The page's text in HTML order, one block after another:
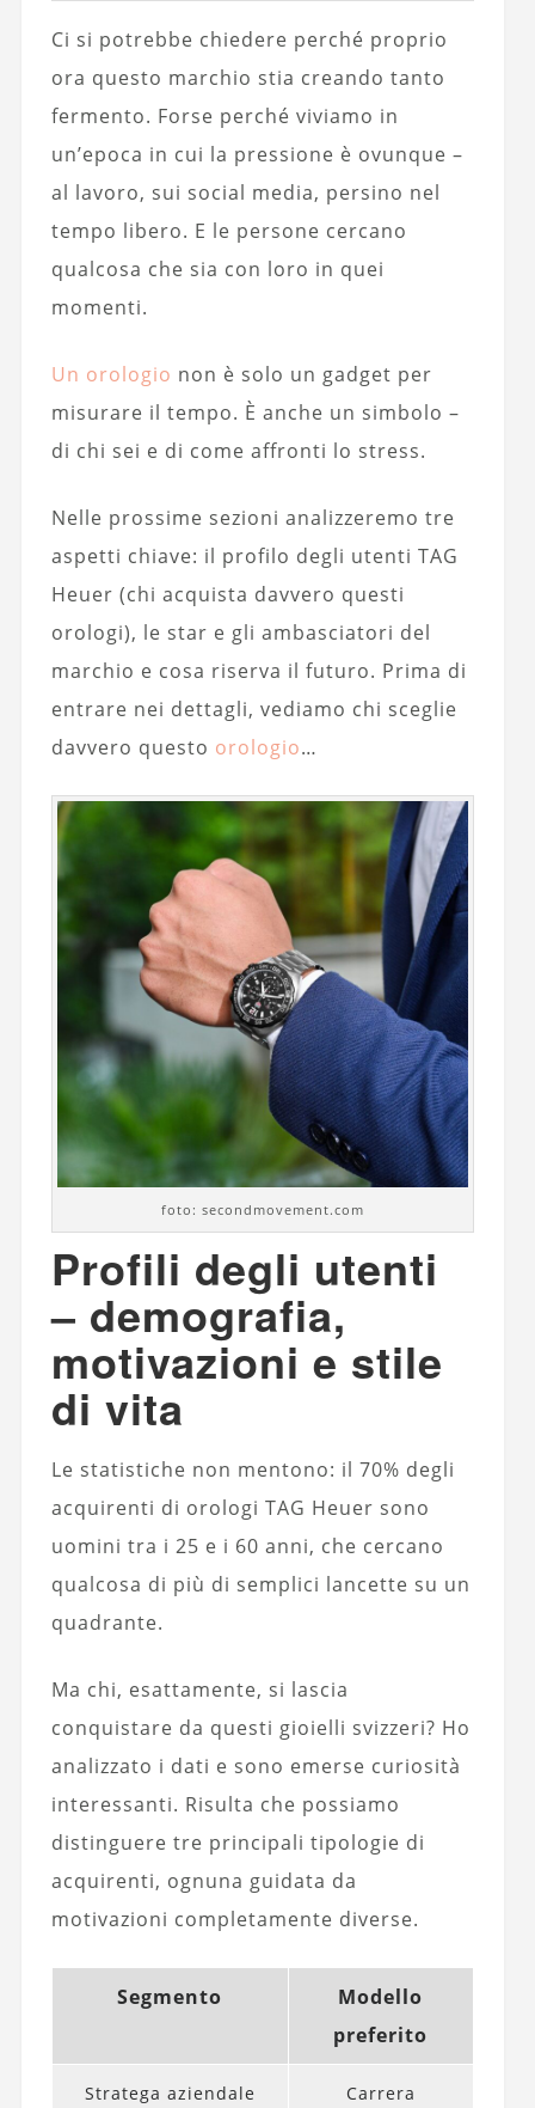
Ci si potrebbe chiedere perché proprio
ora questo marchio stia creando tanto
fermento. Forse perché viviamo in
un’epoca in cui la pressione è ovunque –
al lavoro, sui social media, persino nel
tempo libero. E le persone cercano
qualcosa che sia con loro in quei
momenti.
Un orologio non è solo un gadget per
misurare il tempo. È anche un simbolo –
di chi sei e di come affronti lo stress.
Nelle prossime sezioni analizzeremo tre
aspetti chiave: il profilo degli utenti TAG
Heuer (chi acquista davvero questi
orologi), le star e gli ambasciatori del
marchio e cosa riserva il futuro. Prima di
entrare nei dettagli, vediamo chi sceglie
davvero questo orologio…
foto: secondmovement.com
Profili degli utenti
– demografia,
motivazioni e stile
di vita
Le statistiche non mentono: il 70% degli
acquirenti di orologi TAG Heuer sono
uomini tra i 25 e i 60 anni, che cercano
qualcosa di più di semplici lancette su un
quadrante.
Ma chi, esattamente, si lascia
conquistare da questi gioielli svizzeri? Ho
analizzato i dati e sono emerse curiosità
interessanti. Risulta che possiamo
distinguere tre principali tipologie di
acquirenti, ognuna guidata da
motivazioni completamente diverse.
Segmento
Modello
preferito
Stratega aziendale Carrera